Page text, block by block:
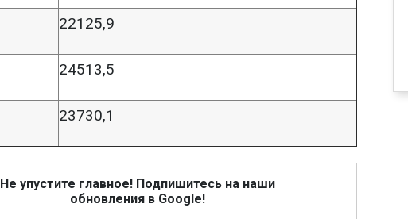
22125,9
24513,5
23730,1
Не упустите главное! Подпишитесь на наши
обновления в Google!